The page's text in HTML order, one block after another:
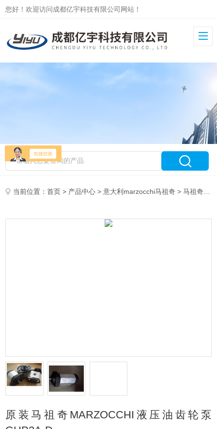
您好！欢迎访问成都亿宇科技有限公司网站！
当前位置：首页 > 产品中心 >意大利marzocchi马祖奇 >马祖奇GHP
原装马祖奇MARZOCCHI液压油齿轮泵